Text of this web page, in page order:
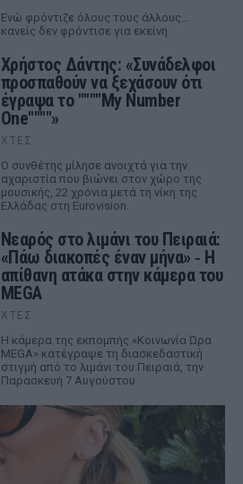
Ενώ φρόντιζε όλους τους άλλους...
κανείς δεν φρόντισε για εκείνη
Χρήστος Δάντης: «Συνάδελφοι
προσπαθούν να ξεχάσουν ότι
έγραψα το """"My Number
One""""»
ΧΤΕΣ
Ο συνθέτης μίλησε ανοιχτά για την
αχαριστία που βιώνει στον χώρο της
μουσικής, 22 χρόνια μετά τη νίκη της
Ελλάδας στη Eurovision.
Νεαρός στο λιμάνι του Πειραιά:
«Πάω διακοπές έναν μήνα» ‑ Η
απίθανη ατάκα στην κάμερα του
MEGA
ΧΤΕΣ
Η κάμερα της εκπομπής «Κοινωνία Ώρα
MEGA» κατέγραψε τη διασκεδαστική
στιγμή από το λιμάνι του Πειραιά, την
Παρασκευή 7 Αυγούστου.